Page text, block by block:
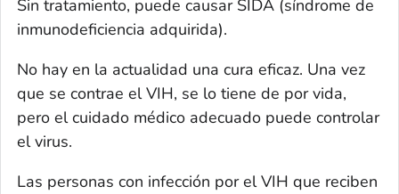
Sin tratamiento, puede causar SIDA (síndrome de
inmunodeficiencia adquirida).
No hay en la actualidad una cura eficaz. Una vez
que se contrae el VIH, se lo tiene de por vida,
pero el cuidado médico adecuado puede controlar
el virus.
Las personas con infección por el VIH que reciben